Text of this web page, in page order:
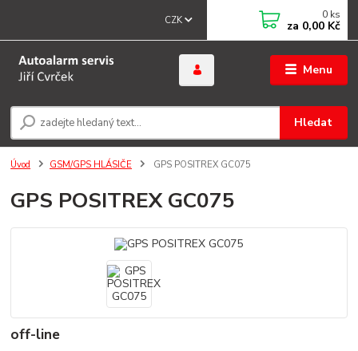
Menu
CZK
Hledat
0 ks
za 0,00 Kč
Úvod GSM/GPS HLÁSIČE GPS POSITREX GC075
GPS POSITREX GC075
off-line